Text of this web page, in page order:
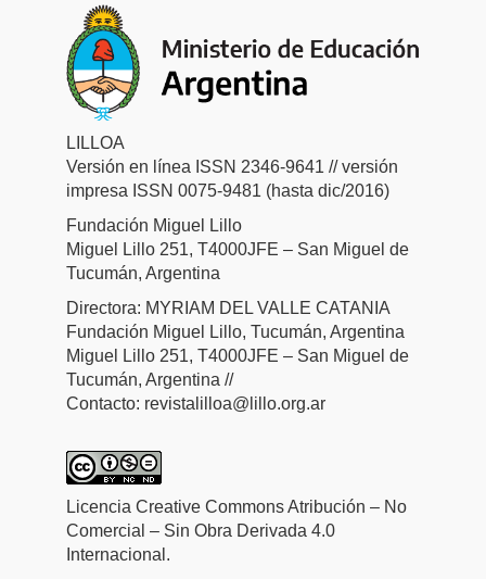
LILLOA
Versión en línea ISSN 2346-9641 // versión
impresa ISSN 0075-9481 (hasta dic/2016)
Fundación Miguel Lillo
Miguel Lillo 251, T4000JFE – San Miguel de
Tucumán, Argentina
Directora: MYRIAM DEL VALLE CATANIA
Fundación Miguel Lillo, Tucumán, Argentina
Miguel Lillo 251, T4000JFE – San Miguel de
Tucumán, Argentina //
Contacto: revistalilloa@lillo.org.ar
Licencia Creative Commons Atribución – No
Comercial – Sin Obra Derivada 4.0
Internacional.